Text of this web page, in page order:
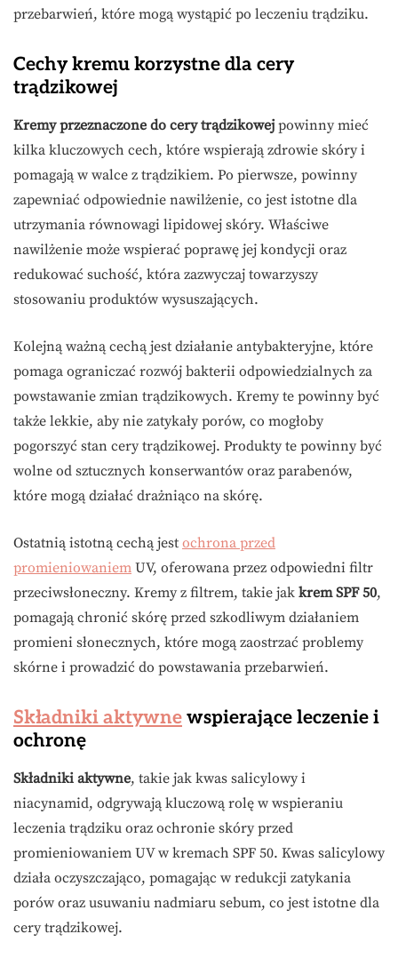
przebarwień, które mogą wystąpić po leczeniu trądziku.
Cechy kremu korzystne dla cery
trądzikowej
Kremy przeznaczone do cery trądzikowej powinny mieć
kilka kluczowych cech, które wspierają zdrowie skóry i
pomagają w walce z trądzikiem. Po pierwsze, powinny
zapewniać odpowiednie nawilżenie, co jest istotne dla
utrzymania równowagi lipidowej skóry. Właściwe
nawilżenie może wspierać poprawę jej kondycji oraz
redukować suchość, która zazwyczaj towarzyszy
stosowaniu produktów wysuszających.
Kolejną ważną cechą jest działanie antybakteryjne, które
pomaga ograniczać rozwój bakterii odpowiedzialnych za
powstawanie zmian trądzikowych. Kremy te powinny być
także lekkie, aby nie zatykały porów, co mogłoby
pogorszyć stan cery trądzikowej. Produkty te powinny być
wolne od sztucznych konserwantów oraz parabenów,
które mogą działać drażniąco na skórę.
Ostatnią istotną cechą jest ochrona przed
promieniowaniem UV, oferowana przez odpowiedni filtr
przeciwsłoneczny. Kremy z filtrem, takie jak krem SPF 50,
pomagają chronić skórę przed szkodliwym działaniem
promieni słonecznych, które mogą zaostrzać problemy
skórne i prowadzić do powstawania przebarwień.
Składniki aktywne wspierające leczenie i
ochronę
Składniki aktywne, takie jak kwas salicylowy i
niacynamid, odgrywają kluczową rolę w wspieraniu
leczenia trądziku oraz ochronie skóry przed
promieniowaniem UV w kremach SPF 50. Kwas salicylowy
działa oczyszczająco, pomagając w redukcji zatykania
porów oraz usuwaniu nadmiaru sebum, co jest istotne dla
cery trądzikowej.